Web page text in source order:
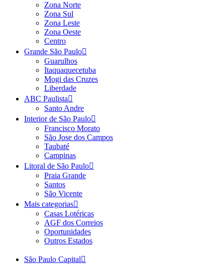
Zona Norte
Zona Sul
Zona Leste
Zona Oeste
Centro
Grande São Paulo
Guarulhos
Itaquaquecetuba
Mogi das Cruzes
Liberdade
ABC Paulista
Santo Andre
Interior de São Paulo
Francisco Morato
São Jose dos Campos
Taubaté
Campinas
Litoral de São Paulo
Praia Grande
Santos
São Vicente
Mais categorias
Casas Lotéricas
AGF dos Correios
Oportunidades
Outros Estados
São Paulo Capital